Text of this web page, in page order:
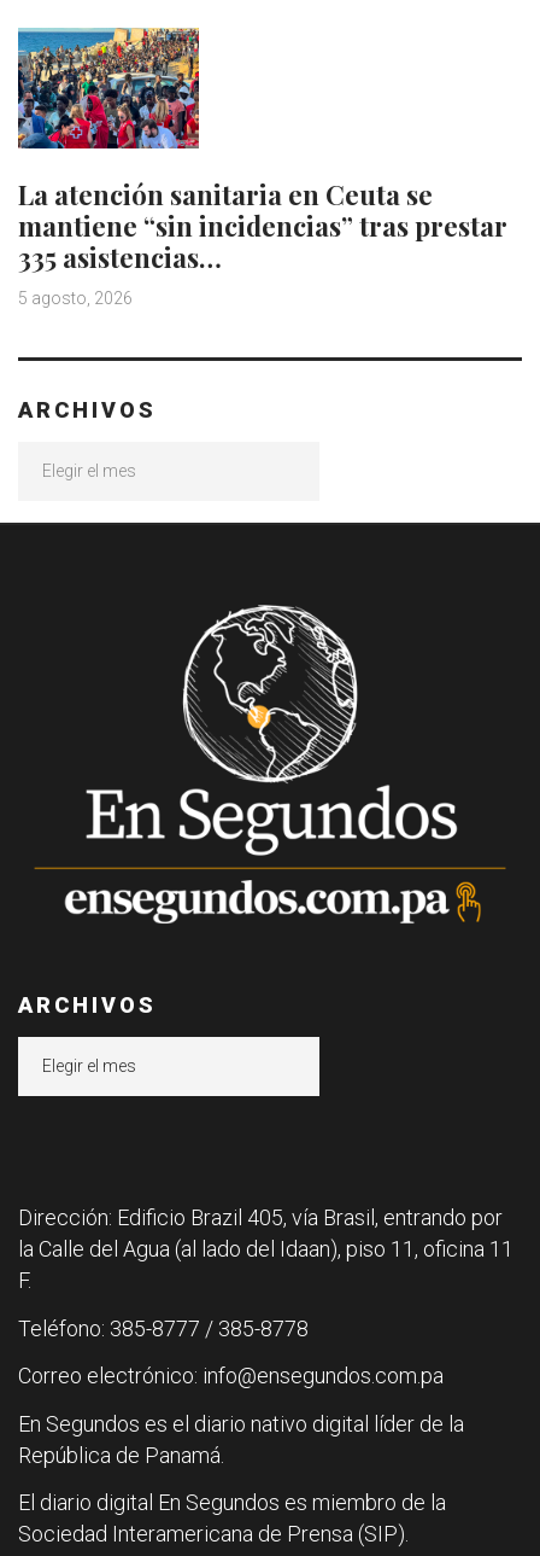
La atención sanitaria en Ceuta se
mantiene “sin incidencias” tras prestar
335 asistencias…
5 agosto, 2026
ARCHIVOS
ARCHIVOS
Dirección: Edificio Brazil 405, vía Brasil, entrando por
la Calle del Agua (al lado del Idaan), piso 11, oficina 11
F.
Teléfono: 385-8777 / 385-8778
Correo electrónico: info@ensegundos.com.pa
En Segundos es el diario nativo digital líder de la
República de Panamá.
El diario digital En Segundos es miembro de la
Sociedad Interamericana de Prensa (SIP).